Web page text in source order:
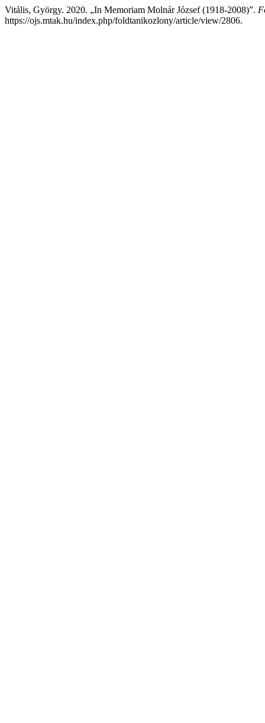
Vitális, György. 2020. „In Memoriam Molnár József (1918-2008)”.
https://ojs.mtak.hu/index.php/foldtanikozlony/article/view/2806.